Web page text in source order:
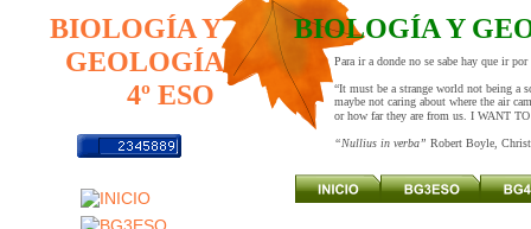
BIOLOGÍA Y
GEOLOGÍA
4º ESO
BIOLOGÍA Y
Para ir a donde no se sabe hay que ir
“It must be a strange world not being
maybe not caring about where the air
or how far they are from us. I WANT
“Nullius in verba” Robert Boyle,